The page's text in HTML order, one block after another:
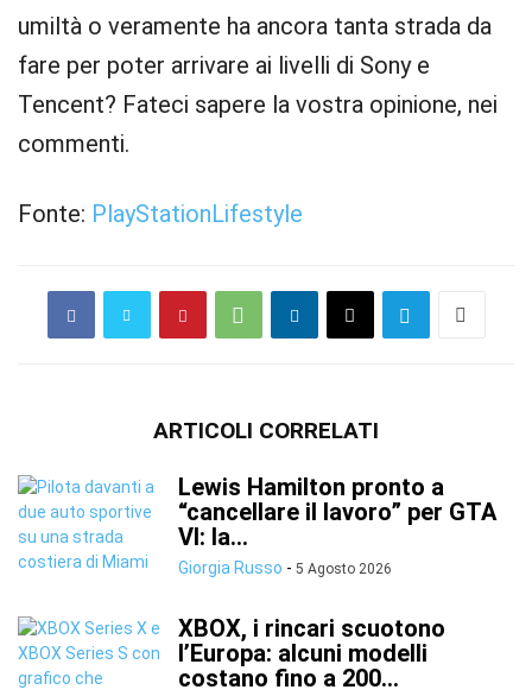
umiltà o veramente ha ancora tanta strada da
fare per poter arrivare ai livelli di Sony e
Tencent? Fateci sapere la vostra opinione, nei
commenti.
Fonte: PlayStationLifestyle
ARTICOLI CORRELATI
Lewis Hamilton pronto a
“cancellare il lavoro” per GTA
VI: la...
Giorgia Russo - 5 Agosto 2026
XBOX, i rincari scuotono
l’Europa: alcuni modelli
costano fino a 200...